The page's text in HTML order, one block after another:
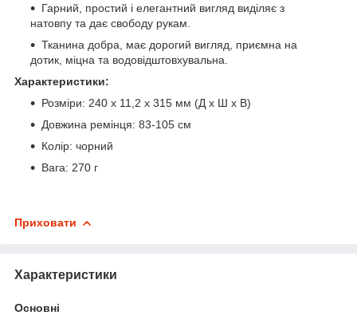
Гарний, простий і елегантний вигляд виділяє з
натовпу та дає свободу рукам.
Тканина добра, має дорогий вигляд, приємна на
дотик, міцна та водовідштовхувальна.
Характеристики:
Розміри: 240 x 11,2 x 315 мм (Д x Ш x В)
Довжина ремінця: 83-105 см
Колір: чорний
Вага: 270 г
Приховати
Характеристики
Основні